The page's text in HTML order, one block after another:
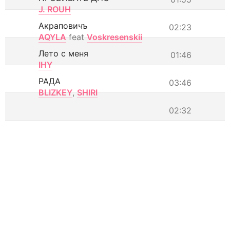
J. ROUH
02:23
Акраповичъ
AQYLA feat Voskresenskii
01:46
Лето с меня
IHY
03:46
РАДА
BLIZKEY, SHIRI
02:32